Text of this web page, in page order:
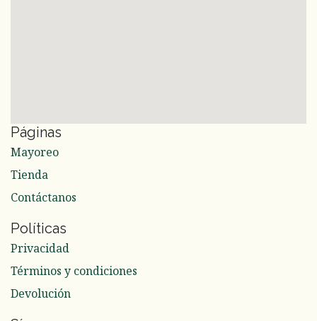
Páginas
Mayoreo
Tienda
Contáctanos
Políticas
Privacidad
Términos y condiciones
Devolución